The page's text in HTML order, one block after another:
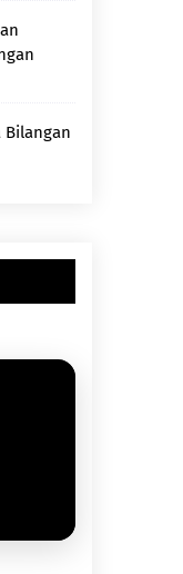
Bilangan